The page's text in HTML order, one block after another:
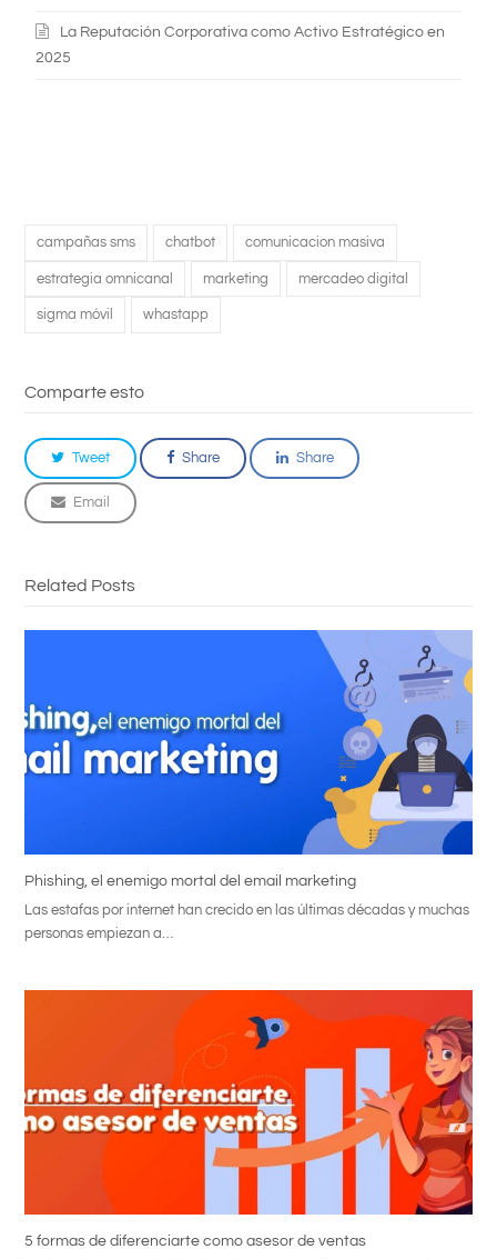
La Reputación Corporativa como Activo Estratégico en
2025
campañas sms chatbot comunicacion masiva
estrategia omnicanal marketing mercadeo digital
sigma móvil whastapp
Comparte esto
Tweet Share Share
Email
Related Posts
Phishing, el enemigo mortal del email marketing
Las estafas por internet han crecido en las últimas décadas y muchas
personas empiezan a…
5 formas de diferenciarte como asesor de ventas